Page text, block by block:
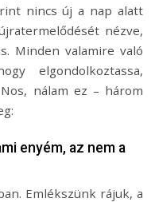
nincs új a nap alatt
nézve,
Minden valamire való
elgondolkoztassa,
nálam ez – három
enyém, az nem a
Emlékszünk rájuk, a